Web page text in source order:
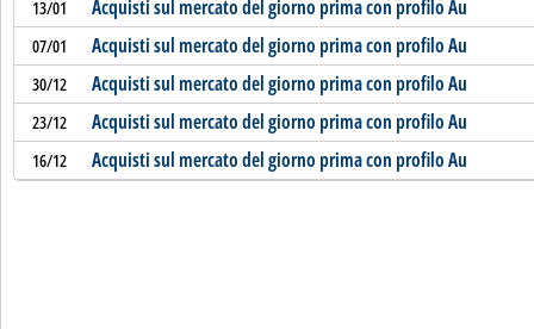
13/01 Acquisti sul mercato del giorno prima con profilo Au
07/01 Acquisti sul mercato del giorno prima con profilo Au
30/12 Acquisti sul mercato del giorno prima con profilo Au
23/12 Acquisti sul mercato del giorno prima con profilo Au
16/12 Acquisti sul mercato del giorno prima con profilo Au